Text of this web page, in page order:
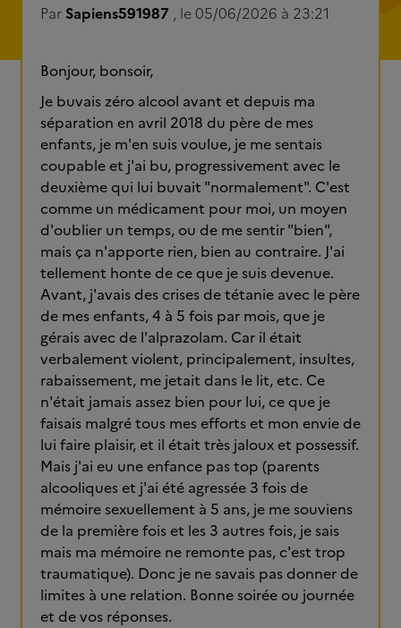
Par Sapiens591987 , le 05/06/2026 à 23:21
Bonjour, bonsoir,
Je buvais zéro alcool avant et depuis ma
séparation en avril 2018 du père de mes
enfants, je m'en suis voulue, je me sentais
coupable et j'ai bu, progressivement avec le
deuxième qui lui buvait "normalement". C'est
comme un médicament pour moi, un moyen
d'oublier un temps, ou de me sentir "bien",
mais ça n'apporte rien, bien au contraire. J'ai
tellement honte de ce que je suis devenue.
Avant, j'avais des crises de tétanie avec le père
de mes enfants, 4 à 5 fois par mois, que je
gérais avec de l'alprazolam. Car il était
verbalement violent, principalement, insultes,
rabaissement, me jetait dans le lit, etc. Ce
n'était jamais assez bien pour lui, ce que je
faisais malgré tous mes efforts et mon envie de
lui faire plaisir, et il était très jaloux et possessif.
Mais j'ai eu une enfance pas top (parents
alcooliques et j'ai été agressée 3 fois de
mémoire sexuellement à 5 ans, je me souviens
de la première fois et les 3 autres fois, je sais
mais ma mémoire ne remonte pas, c'est trop
traumatique). Donc je ne savais pas donner de
limites à une relation. Bonne soirée ou journée
et de vos réponses.